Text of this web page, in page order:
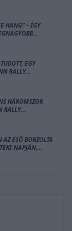
HANG” – ÍGY
EGY
RALLY
HÁROMSZOR
RALLY
AZ ESŐ BORZOLTA
NAPJÁN,